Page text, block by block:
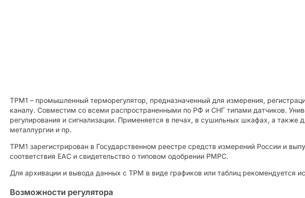
ТРМ1 – промышленный терморегулятор, предназначенный для измерения,
каналу. Совместим со всеми распространенными по РФ и СНГ типами датчиков.
регулирования и сигнализации. Применяется в печах, в сушильных шкафах, а
металлургии и пр.
ТРМ1 зарегистрирован в Государственном реестре средств измерений России и
соответствия ЕАС и свидетельство о типовом одобрении РМРС.
Для архивации и вывода данных с ТРМ в виде графиков или таблиц рекомендуется
Возможности регулятора